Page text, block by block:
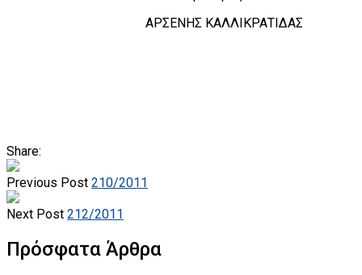
ΑΡΣΕΝΗΣ ΚΑΛΛΙΚΡΑΤΙΔΑΣ
Share:
Previous Post 210/2011
Next Post 212/2011
Πρόσφατα Άρθρα